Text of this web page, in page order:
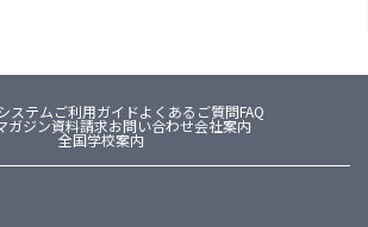
ステムご利用ガイドよくあるご質問FAQ
ガジン資料請求お問い合わせ会社案内
全国学校案内